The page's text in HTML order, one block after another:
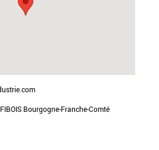
FIBOIS Bourgogne-Franche-Comté